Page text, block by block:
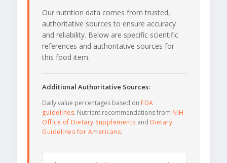
Our nutrition data comes from trusted,
authoritative sources to ensure accuracy
and reliability. Below are specific scientific
references and authoritative sources for
this food item.
Additional Authoritative Sources:
Daily value percentages based on FDA
guidelines. Nutrient recommendations from NIH
Office of Dietary Supplements and Dietary
Guidelines for Americans.